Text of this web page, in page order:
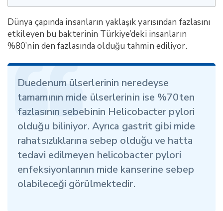
Dünya çapında insanların yaklaşık yarısından fazlasını
etkileyen bu bakterinin Türkiye’deki insanların
%80’nin den fazlasında olduğu tahmin ediliyor.
Duedenum ülserlerinin neredeyse
tamamının mide ülserlerinin ise %70ten
fazlasının sebebinin Helicobacter pylori
olduğu biliniyor. Ayrıca gastrit gibi mide
rahatsızlıklarına sebep olduğu ve hatta
tedavi edilmeyen helicobacter pylori
enfeksiyonlarının mide kanserine sebep
olabileceği görülmektedir.